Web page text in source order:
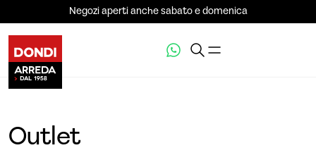
Negozi aperti anche sabato e domenica
Outlet